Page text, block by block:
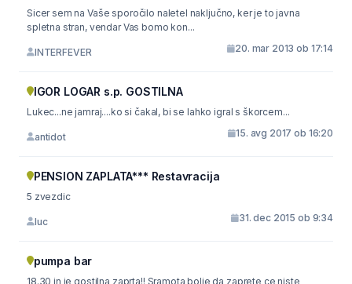
Sicer sem na Vaše sporočilo naletel naključno, ker je to javna
spletna stran, vendar Vas bomo kon...
INTERFEVER 20. mar 2013 ob 17:14
IGOR LOGAR s.p. GOSTILNA
Lukec...ne jamraj....ko si čakal, bi se lahko igral s škorcem...
antidot 15. avg 2017 ob 16:20
PENSION ZAPLATA*** Restavracija
5 zvezdic
luc 31. dec 2015 ob 9:34
pumpa bar
18.30 in je gostilna zaprta!! Sramota bolje da zaprete ce niste